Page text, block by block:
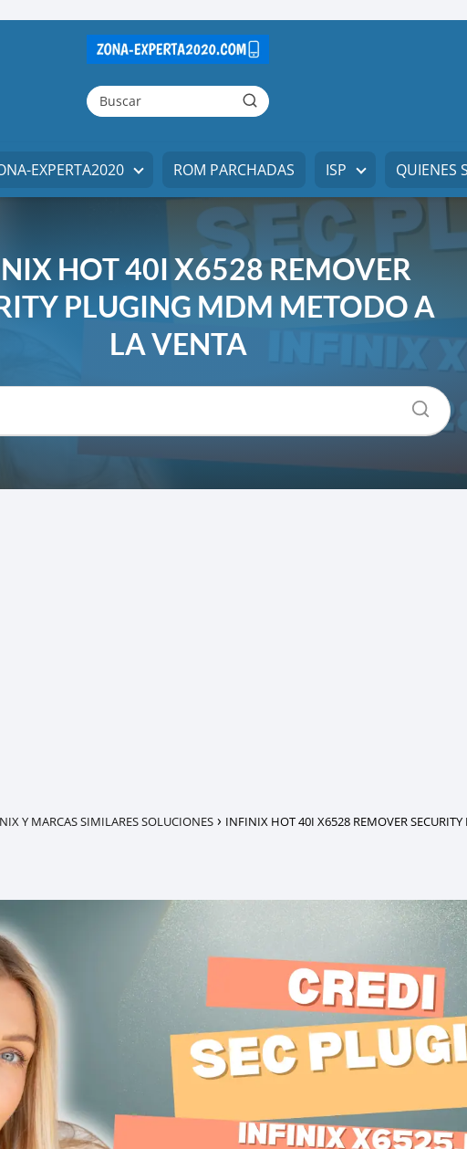
EXPERTA2020 ROM PARCHADAS ISP QUIENES
HOT 40I X6528 REMOVER
PLUGING MDM METODO A
LA VENTA
Y MARCAS SIMILARES SOLUCIONES
INFINIX HOT 40I X6528 REMOVER